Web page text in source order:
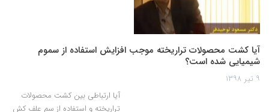
آیا کشت محصولات تراریخته موجب افزایش استفاده از سموم
شیمیایی شده است؟
۹ تیر ۱۳۹۸
آیا ارتباطی بین کشت محصولات
تراریخته و استفاده از سم علف کش